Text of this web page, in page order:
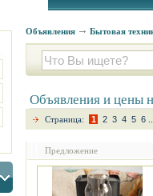
Объявления Бытовая
Объявления и цены
Страница: 1 2 3 4 5 6
Предложение